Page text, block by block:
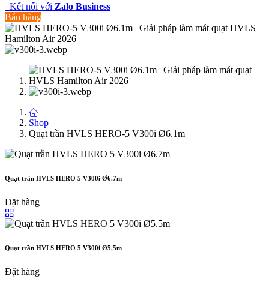
Kết nối với Zalo ​​​​Business
Bán hàng
Shop
Quạt trần HVLS HERO-5 V300i Ø6.1m
Quạt trần HVLS HERO 5 V300i Ø6.7m
Đặt hàng
Quạt trần HVLS HERO 5 V300i Ø5.5m
Đặt hàng